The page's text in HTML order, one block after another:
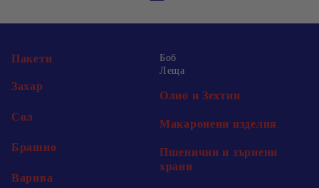
Пакети
Захар
Сол
Брашно
Варива
Боб
Леща
Олио и Зехтин
Макаронени изделия
Пшенични и зърнени
храни